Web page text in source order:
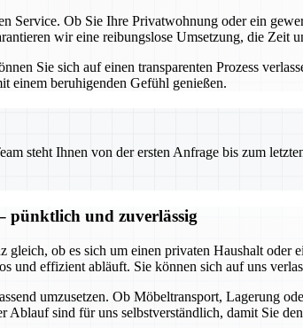
Service. Ob Sie Ihre Privatwohnung oder ein
wir eine reibungslose Umsetzung, die Zeit
Sie sich auf einen transparenten Prozess
einem beruhigenden Gefühl genießen.
steht Ihnen von der ersten Anfrage bis zum
pünktlich und zuverlässig
ob es sich um einen privaten Haushalt oder
und effizient abläuft. Sie können sich auf uns
umzusetzen. Ob Möbeltransport, Lagerung
sind für uns selbstverständlich, damit Sie